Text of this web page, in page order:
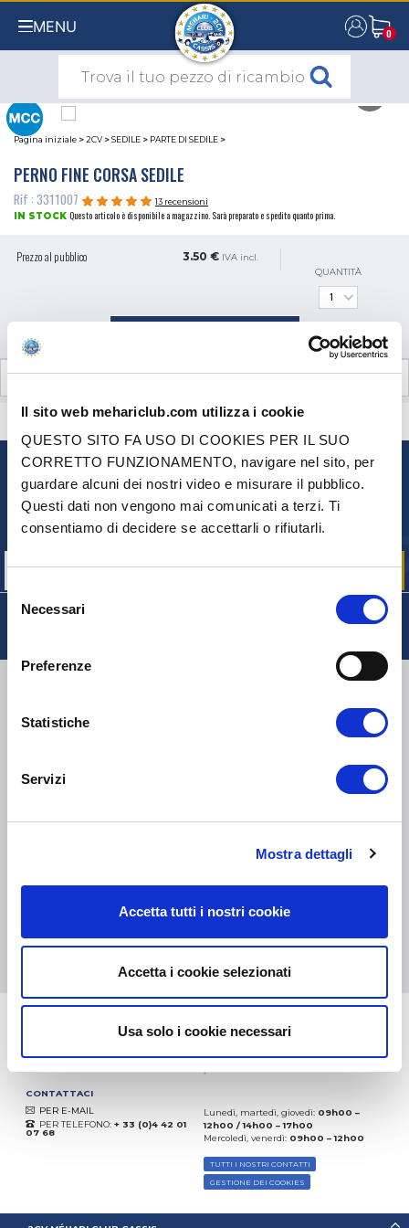
Il sito web mehariclub.com utilizza i cookie
QUESTO SITO FA USO DI COOKIES PER IL SUO
CORRETTO FUNZIONAMENTO, navigare nel sito, per
guardare alcuni dei nostri video e misurare il pubblico.
Questi dati non vengono mai comunicati a terzi. Ti
consentiamo di decidere se accettarli o rifiutarli.
Selezione
delNecessari
Preferenze
Statistiche
Servizi
Mostra dettagli
Accetta tutti i nostri cookie
Accetta i cookie selezionati
Usa solo i cookie necessari
MENU 0
0
Pagina iniziale >2CV >SEDILE > PARTE DI SEDILE >
PERNO FINE CORSA SEDILE
Rif : 3311007
13 recensioni
IN STOCK Questo articolo è disponibile a magazzino. Sarà preparato e spedito quanto prima.
Prezzo al pubblico 3.50 € IVA incl.
QUANTITÀ
RECENSIONI CLIENTI (13)
CONTATTACI
NEWSLETTER
Iscriviti per ricevere gratuitamente
le nostre offerte promozionali e le novità sui prodotti
COLLI DI PICCOLE DIMENSIONI:
TNT, GÉODIS, FRANCE
Eccellente:4.5/5
(dal 2018)
CONTATTACI
PER E-MAIL
PER TELEFONO: + 33 (0)4 42 01
07 68
Lunedì, martedì, giovedì: 09h00 –
12h00 / 14h00 – 17h00
Mercoledì, venerdì: 09h00 – 12h00
TUTTI I NOSTRI CONTATTI
GESTIONE DEI COOKIES